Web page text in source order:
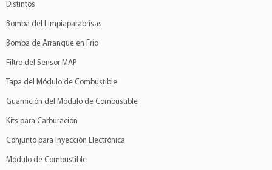
Distintos
Bomba del Limpiaparabrisas
Bomba de Arranque en Frio
Filtro del Sensor MAP
Tapa del Módulo de Combustible
Guarnición del Módulo de Combustible
Kits para Carburación
Conjunto para Inyección Electrónica
Módulo de Combustible